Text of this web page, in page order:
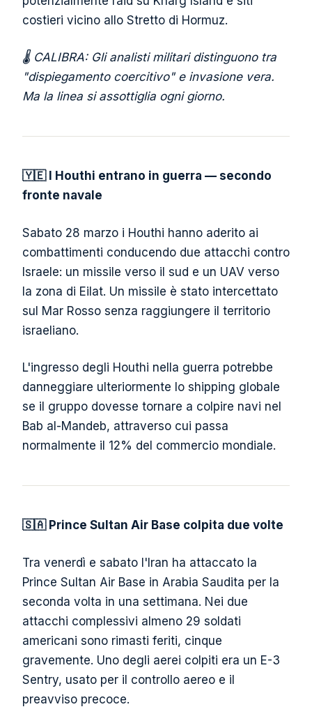
costieri vicino allo Stretto di Hormuz.
🌡️ CALIBRA: Gli analisti militari distinguono tra
"dispiegamento coercitivo" e invasione vera.
Ma la linea si assottiglia ogni giorno.
🇾🇪 I Houthi entrano in guerra — secondo
fronte navale
Sabato 28 marzo i Houthi hanno aderito ai
combattimenti conducendo due attacchi contro
Israele: un missile verso il sud e un UAV verso
la zona di Eilat. Un missile è stato intercettato
sul Mar Rosso senza raggiungere il territorio
israeliano.
L'ingresso degli Houthi nella guerra potrebbe
danneggiare ulteriormente lo shipping globale
se il gruppo dovesse tornare a colpire navi nel
Bab al-Mandeb, attraverso cui passa
normalmente il 12% del commercio mondiale.
🇸🇦 Prince Sultan Air Base colpita due volte
Tra venerdì e sabato l'Iran ha attaccato la
Prince Sultan Air Base in Arabia Saudita per la
seconda volta in una settimana. Nei due
attacchi complessivi almeno 29 soldati
americani sono rimasti feriti, cinque
gravemente. Uno degli aerei colpiti era un E-3
Sentry, usato per il controllo aereo e il
preavviso precoce.